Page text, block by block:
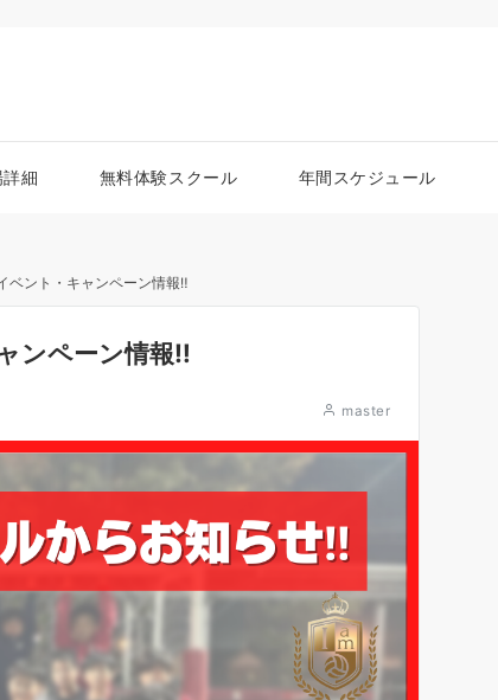
細 無料体験スクール 年間スケジュール
ベント・キャンペーン情報‼︎
ンペーン情報‼︎
master